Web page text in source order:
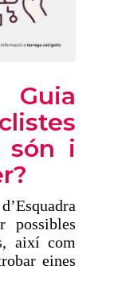
són i
possibles
així com
eines